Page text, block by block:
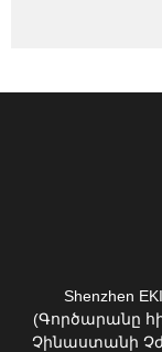
Shenzhen
(Գործարանը
Չինաստանի